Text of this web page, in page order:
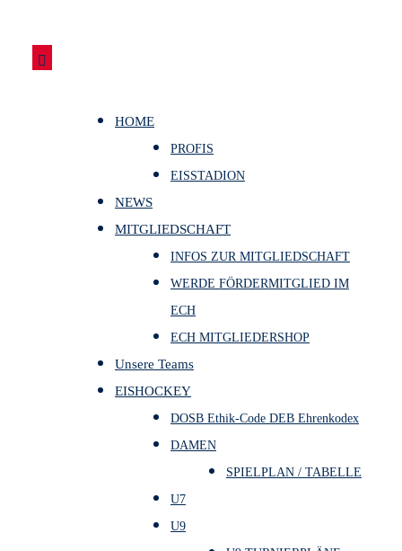
HOME
PROFIS
EISSTADION
NEWS
MITGLIEDSCHAFT
INFOS ZUR MITGLIEDSCHAFT
WERDE FÖRDERMITGLIED IM
ECH
ECH MITGLIEDERSHOP
Unsere Teams
EISHOCKEY
DOSB Ethik-Code DEB Ehrenkodex
DAMEN
SPIELPLAN / TABELLE
U7
U9